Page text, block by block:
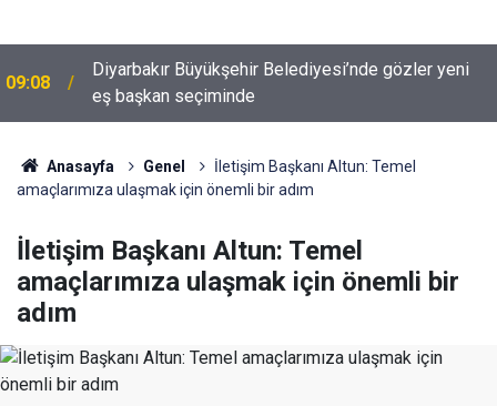
08:47
Doğu'nun Saklı cenneti; Iğdır'ın Tuz Mağaraları ve
Gökkuşağı Tepeleri
Anasayfa Genel
İletişim Başkanı Altun: Temel
amaçlarımıza ulaşmak için önemli bir adım
İletişim Başkanı Altun: Temel
amaçlarımıza ulaşmak için önemli bir
adım